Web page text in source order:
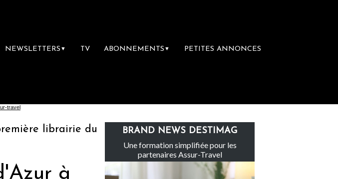
NEWSLETTERS ▼ TV ABONNEMENTS ▼ PETITES ANNONCES
librairie du voyage Le groupe Sainte-Claire rachète Eden
à
BRAND NEWS DESTIMAG
Une formation simplifiée pour les
partenaires Assur-Travel